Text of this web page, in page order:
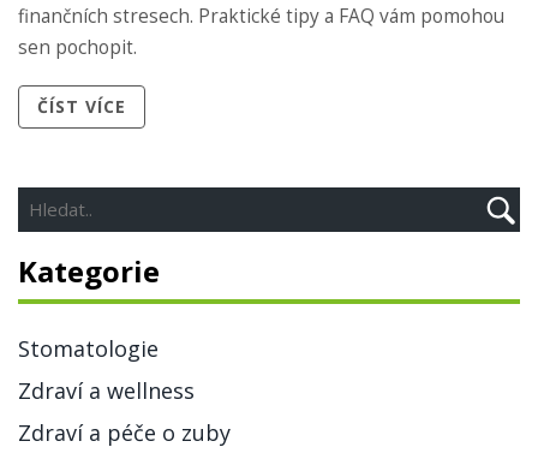
finančních stresech. Praktické tipy a FAQ vám pomohou
sen pochopit.
ČÍST VÍCE
Kategorie
Stomatologie
Zdraví a wellness
Zdraví a péče o zuby